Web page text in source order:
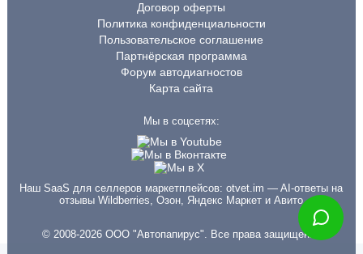
Договор оферты
Политика конфиденциальности
Пользовательское соглашение
Партнёрская программа
Форум автодиагностов
Карта сайта
Мы в соцсетях:
Наш SaaS для селлеров маркетплейсов:otvet.im — AI-ответы на
отзывы Wildberries, Озон, Яндекс Маркет и Авито
© 2008-2026 ООО "Автопапирус". Все права защищены.